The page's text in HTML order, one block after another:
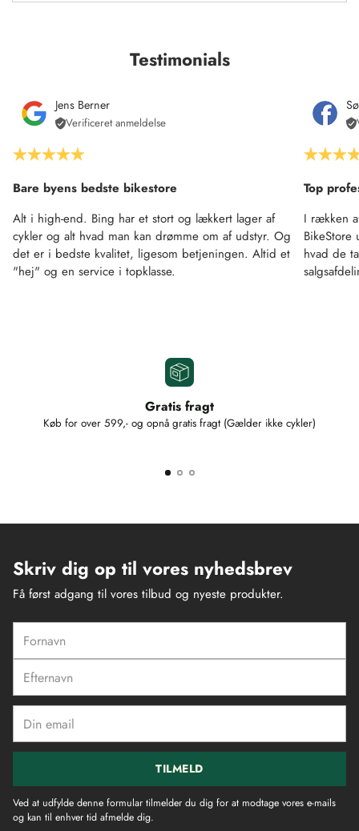
Testimonials
Jens Berner
Verificeret anmeldelse
Bare byens bedste bikestore
Alt i high-end. Bing har et stort og lækkert lager af
cykler og alt hvad man kan drømme om af udstyr. Og
det er i bedste kvalitet, ligesom betjeningen. Altid et
"hej" og en service i topklasse.
Top
I rækken
hvad de
Gratis fragt
Køb for over 599,- og opnå gratis fragt (Gælder ikke cykler)
Skriv dig op til vores nyhedsbrev
Få først adgang til vores tilbud og nyeste produkter.
email
TILMELD
Ved at udfylde denne formular tilmelder du dig for at modtage vores e-mails
og kan til enhver tid afmelde dig.